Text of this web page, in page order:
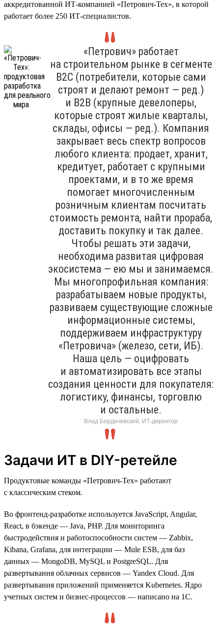
аккредитованной ИТ-компанией «Петрович-Тех», в которой
работает более 250 ИТ-специалистов.
«Петрович» работает
на строительном рынке в сегменте
B2C (потребители, которые сами
строят и делают ремонт — ред.)
и B2B (крупные девелоперы,
которые строят жилые кварталы,
склады, офисы — ред.). Компания
закрывает весь спектр вопросов
любого клиента: продает, хранит,
кредитует, работает с крупными
проектами, и в то же время
помогает многочисленным
розничным клиентам посчитать
стоимость ремонта, найти прораба,
доставить покупку и так далее.
Чтобы решать эти задачи,
необходима развитая цифровая
экосистема — ею мы и занимаемся.
Мы многопрофильная компания:
разрабатываем новые продукты,
развиваем существующие сложные
информационные системы,
поддерживаем инфраструктуру
«Петровича» (железо, сети, ИБ).
Наша цель — оцифровать
и автоматизировать все этапы
создания ценности для покупателя:
логистику, финансы, торговлю
и остальные.
Влад Бердичевский, ИТ-директор
Задачи ИТ в DIY-ретейле
Продуктовые команды «Петрович-Тех» работают
с классическим стеком.
Во фронтенд-разработке используется JavaScript, Angular,
React, в бэкенде — Java, PHP. Для мониторинга
быстродействия и работоспособности систем — Zabbix,
Kibana, Grafana, для интеграции — Mule ESB, для баз
данных — MongoDB, MySQL и PostgreSQL. Для
развертывания облачных сервисов — Yandex Cloud. Для
развертывания приложений применяется Kubernetes. Ядро
учетных систем и бизнес-процессов — написано на 1С.